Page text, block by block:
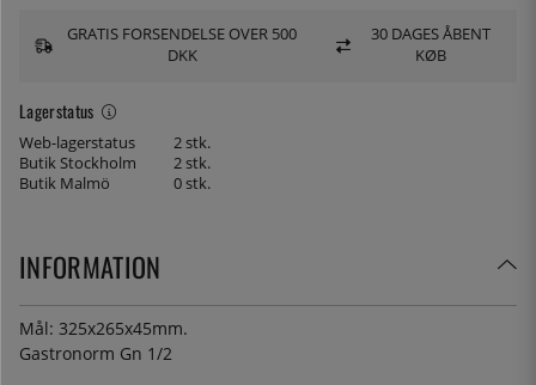
Lagerstatus
Web-lagerstatus
2 stk.
Butik Stockholm
2 stk.
Butik Malmö
0 stk.
GRATIS FORSENDELSE OVER 500
DKK
30 DAGES ÅBENT
KØB
INFORMATION
Mål: 325x265x45mm.
Gastronorm Gn 1/2